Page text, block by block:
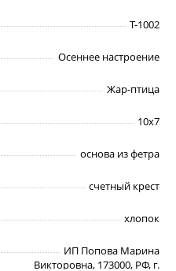
Т-1002
Осеннее настроение
Жар-птица
10х7
основа из фетра
счетный крест
хлопок
ИП Попова Марина
Викторовна, 173000, РФ, г.